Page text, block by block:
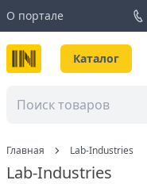
О портале
Каталог
Главная Lab-Industries
Lab-Industries